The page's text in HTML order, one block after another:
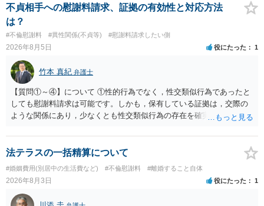
貞発覚後、長期間同居を続けると、不貞を許したとの評価につながる
場合がありますので、ご注意ください。 以上、ご参考まで。
不貞相手への慰謝料請求、証拠の有効性と対応方法
は？
#不倫慰謝料 #異性関係(不貞等) #慰謝料請求したい側
2026年8月5日 役にたった 1
竹本 真紀 弁護士
【質問①～④】について ①性的行為でなく，性交類似行為であったと
しても慰謝料請求は可能です。しかも，保有している証拠は，交際の
ような関係にあり，少なくとも性交類似行為の存在を確実に証明でき
ことを窺わせるものです。）。ですから，慰謝料請求を進めることで
よいと思います。 ただ．慰謝料額については，婚姻破綻に至っていな
いとして，この点を考慮されることになるかもしれません。 ②夫との
今後のことを考えて書いてもらうか否かを検討するのがよいと思いま
す。今ある証拠以上のことを証明（証明力を強めることも含む）でき
るのであれば，前向きに検討を進めるという考え方でもよいでしょ
法テラスの一括精算について
#婚姻費用(別居中の生活費など) #不倫慰謝料 #離婚すること自体
2026年8月3日 役にたった 1